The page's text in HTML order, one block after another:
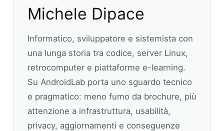
Michele Dipace
Informatico, sviluppatore e sistemista con
una lunga storia tra codice, server Linux,
retrocomputer e piattaforme e-learning.
Su AndroidLab porta uno sguardo tecnico
e pragmatico: meno fumo da brochure, più
attenzione a infrastruttura, usabilità,
privacy, aggiornamenti e conseguenze